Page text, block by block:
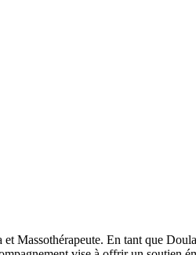
Massothérapeute. En tant que